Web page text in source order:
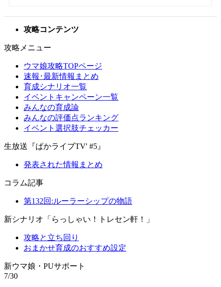
攻略コンテンツ
攻略メニュー
ウマ娘攻略TOPページ
速報･最新情報まとめ
育成シナリオ一覧
イベントキャンペーン一覧
みんなの育成論
みんなの評価点ランキング
イベント選択肢チェッカー
生放送『ぱかライブTV' #5』
発表された情報まとめ
コラム記事
第132回:ルーラーシップの物語
新シナリオ「らっしゃい！トレセン軒！」
攻略と立ち回り
おまかせ育成のおすすめ設定
新ウマ娘・PUサポート
7/30